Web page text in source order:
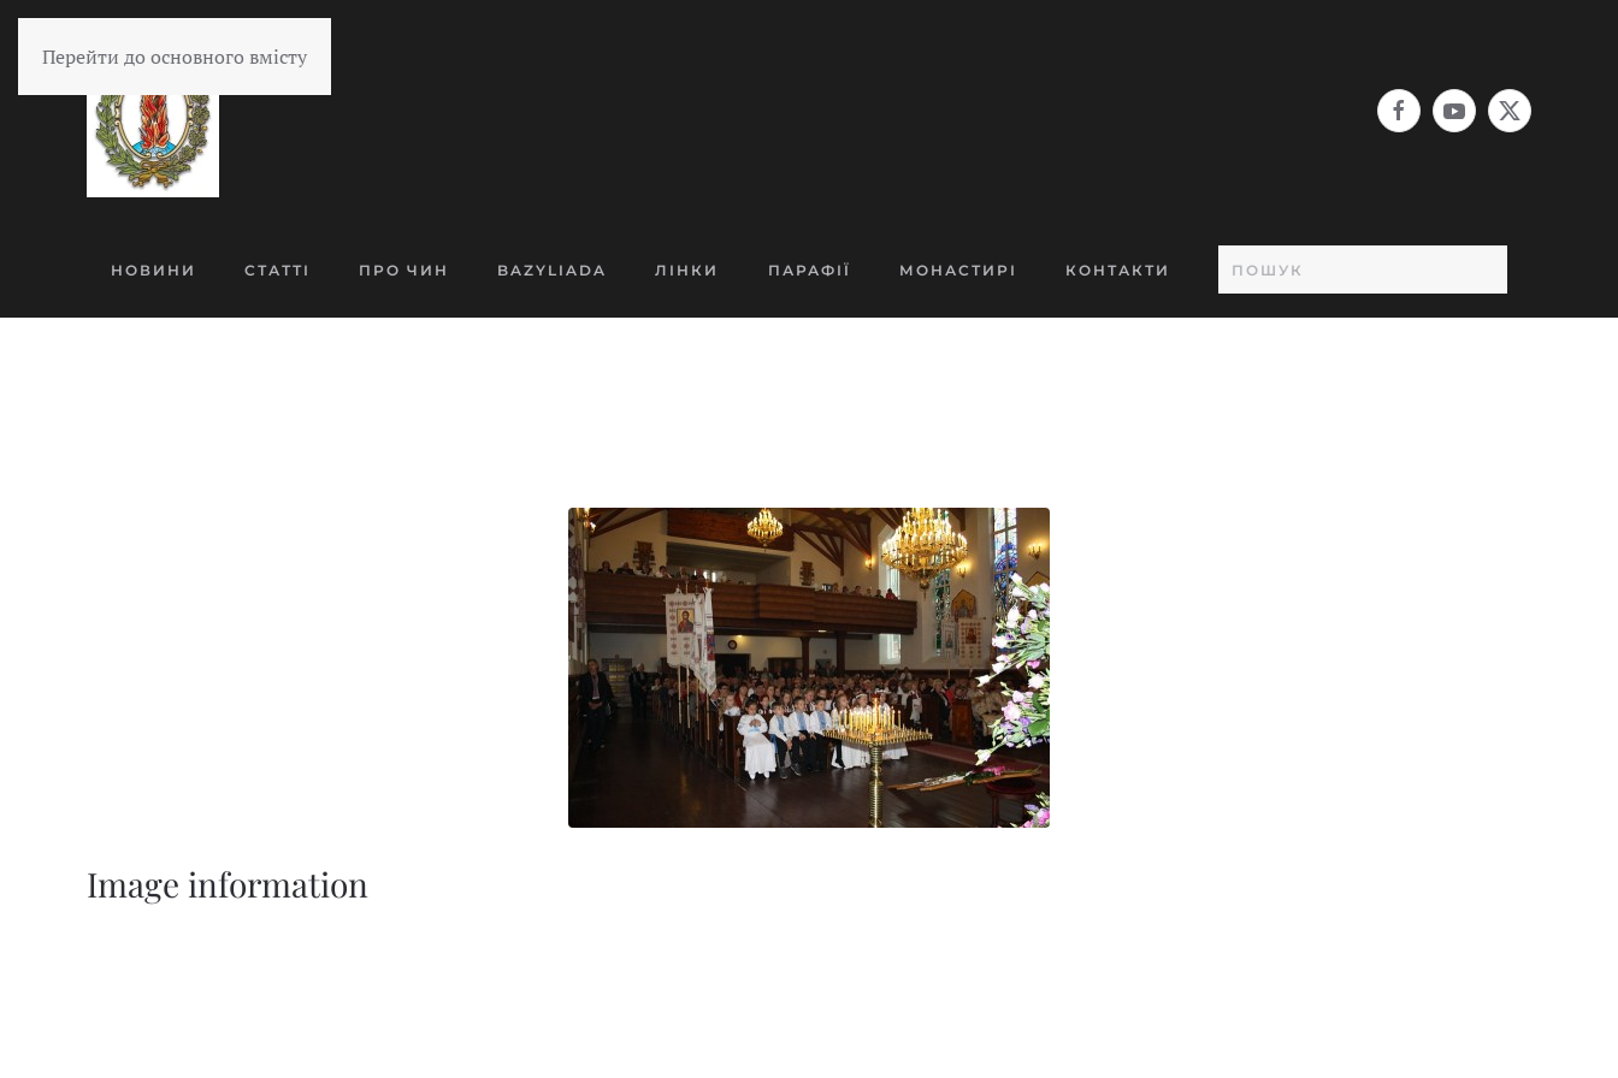
Перейти до основного вмісту
НОВИНИ СТАТТІ ПРО ЧИН BAZYLIADA ЛІНКИ ПАРАФІЇ МОНАСТИРІ КОНТАКТИ
Image information